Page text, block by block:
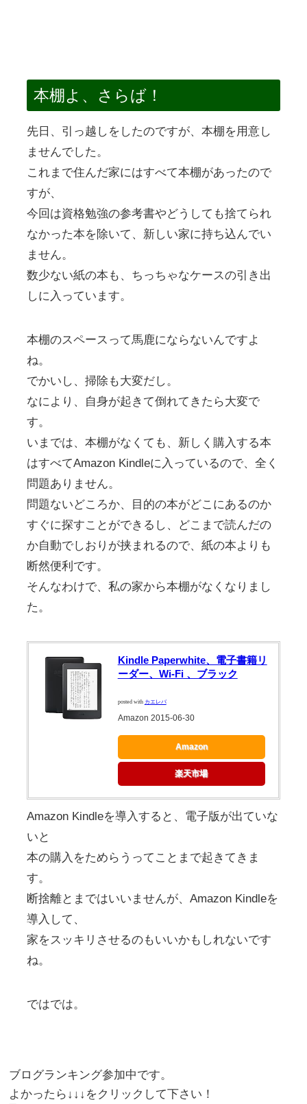
本棚よ、さらば！
先日、引っ越しをしたのですが、本棚を用意し
ませんでした。
これまで住んだ家にはすべて本棚があったので
すが、
今回は資格勉強の参考書やどうしても捨てられ
なかった本を除いて、新しい家に持ち込んでい
ません。
数少ない紙の本も、ちっちゃなケースの引き出
しに入っています。
本棚のスペースって馬鹿にならないんですよ
ね。
でかいし、掃除も大変だし。
なにより、自身が起きて倒れてきたら大変で
す。
いまでは、本棚がなくても、新しく購入する本
はすべてAmazon Kindleに入っているので、全く
問題ありません。
問題ないどころか、目的の本がどこにあるのか
すぐに探すことができるし、どこまで読んだの
か自動でしおりが挟まれるので、紙の本よりも
断然便利です。
そんなわけで、私の家から本棚がなくなりまし
た。
Kindle Paperwhite、電子書籍リ
ーダー、Wi-Fi 、ブラック
posted with カエレバ
Amazon 2015-06-30
Amazon
楽天市場
Amazon Kindleを導入すると、電子版が出ていな
いと
本の購入をためらうってことまで起きてきま
す。
断捨離とまではいいませんが、Amazon Kindleを
導入して、
家をスッキリさせるのもいいかもしれないです
ね。
ではでは。
ブログランキング参加中です。
よかったら↓↓↓をクリックして下さい！